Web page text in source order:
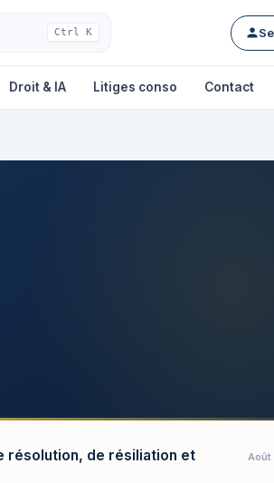
Ctrl K
Droit & IA Litiges conso Contact
résolution, de résiliation et
Août